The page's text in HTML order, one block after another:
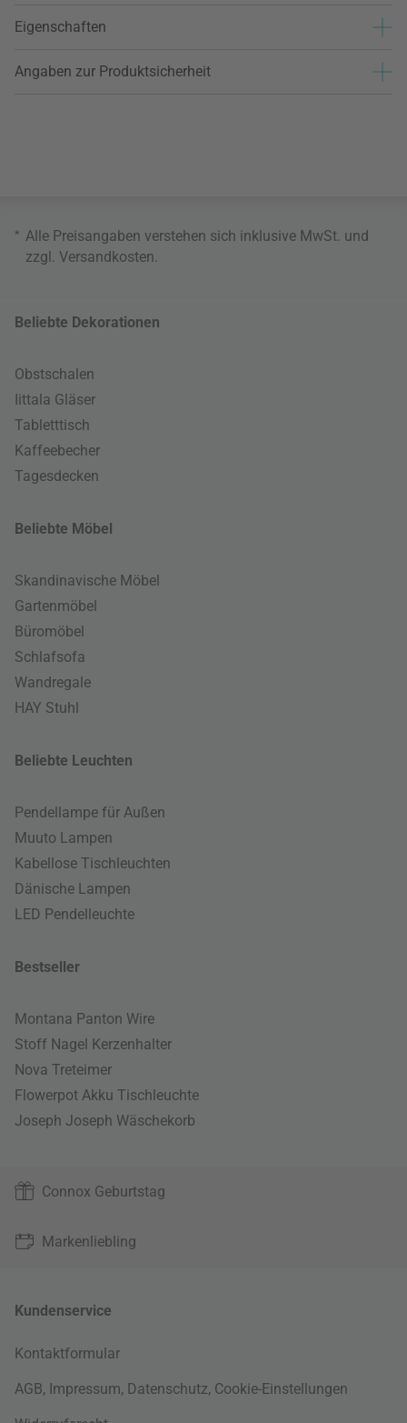
Eigenschaften
Angaben zur Produktsicherheit
* Alle Preisangaben verstehen sich inklusive MwSt. und
zzgl. Versandkosten
Beliebte Dekorationen
Obstschalen
Iittala Gläser
Tabletttisch
Kaffeebecher
Tagesdecken
Beliebte Möbel
Skandinavische Möbel
Gartenmöbel
Büromöbel
Schlafsofa
Wandregale
HAY Stuhl
Beliebte Leuchten
Pendellampe für Außen
Muuto Lampen
Kabellose Tischleuchten
Dänische Lampen
LED Pendelleuchte
Bestseller
Montana Panton Wire
Stoff Nagel Kerzenhalter
Nova Treteimer
Flowerpot Akku Tischleuchte
Joseph Joseph Wäschekorb
Connox Geburtstag
Markenliebling
Kundenservice
Kontaktformular
AGB, Impressum, Datenschutz, Cookie-Einstellungen